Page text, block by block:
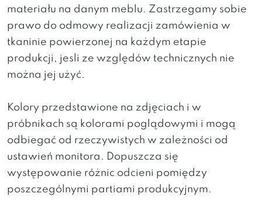
materiału na danym meblu. Zastrzegamy sobie
prawo do odmowy realizacji zamówienia w
tkaninie powierzonej na każdym etapie
produkcji, jesli ze względów technicznych nie
można jej użyć.
Kolory przedstawione na zdjęciach i w
próbnikach są kolorami poglądowymi i mogą
odbiegać od rzeczywistych w zależności od
ustawień monitora. Dopuszcza się
występowanie różnic odcieni pomiędzy
poszczególnymi partiami produkcyjnym.